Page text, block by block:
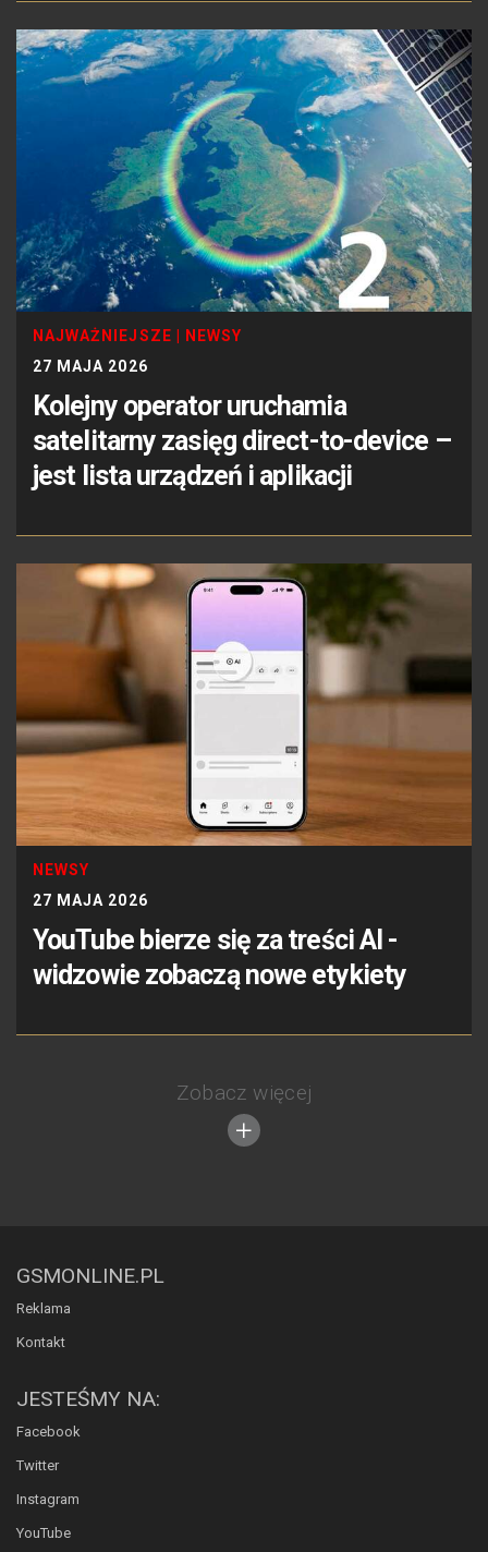
NAJWAŻNIEJSZE
NEWSY
27 MAJA 2026
Kolejny operator uruchamia
satelitarny zasięg direct-to-device –
jest lista urządzeń i aplikacji
NEWSY
27 MAJA 2026
YouTube bierze się za treści AI -
widzowie zobaczą nowe etykiety
Zobacz więcej
GSMONLINE.PL
Reklama
Kontakt
JESTEŚMY NA:
Facebook
Twitter
Instagram
YouTube